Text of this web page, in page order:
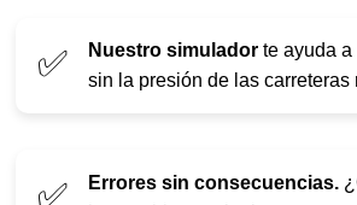
✅ Nuestro simulador te ayuda
sin la presión de las carreteras
✅ Errores sin consecuencias.